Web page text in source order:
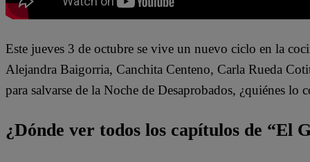
Este jueves 3 de octubre se vive un nuevo ciclo en la
Alejandra Baigorria, Canchita Centeno, Carla Rueda
para salvarse de la Noche de Desaprobados, ¿quiénes lo
¿Dónde ver todos los capítulos de “El